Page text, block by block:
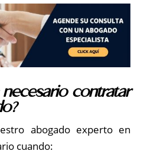
contratar
abogado experto en
cuando: